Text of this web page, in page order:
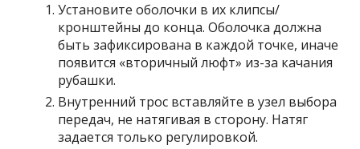
Установите оболочки в их клипсы/
кронштейны до конца. Оболочка должна
быть зафиксирована в каждой точке, иначе
появится «вторичный люфт» из-за качания
рубашки.
Внутренний трос вставляйте в узел выбора
передач, не натягивая в сторону. Натяг
задается только регулировкой.